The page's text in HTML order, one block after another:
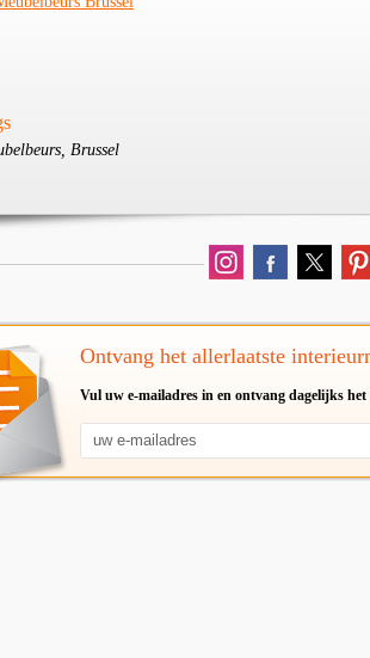
Brussel
Ontvang het allerlaatste
Vul uw e-mailadres in en ontvang dagelijks